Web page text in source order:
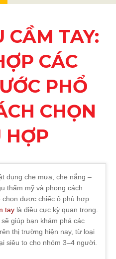
CẦM TAY:
CÁC
PHỔ
CHỌN
HỢP
dụng che mưa, che nắng –
thẩm mỹ và phong cách
chọn được chiếc ô phù hợp
tay là điều cực kỳ quan trọng.
giúp bạn khám phá các
thị trường hiện nay, từ loại
siêu to cho nhóm 3–4 người.